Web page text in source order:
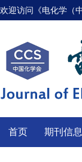
欢迎访问《电化学（
首页 期刊信息